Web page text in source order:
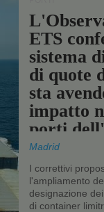
ETS
sistema
di quote
sta
impatto
porti
Madrid
I correttivi
l'ampliamento
designazione
di container